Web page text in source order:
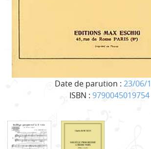
Date de parution : 23/06/
ISBN : 9790045019754